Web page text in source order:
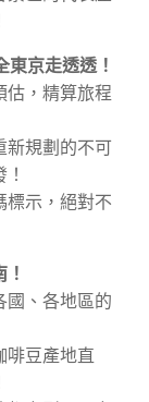
京走透透！
，精算旅程
新規劃的不可
示，絕對不
、各地區的
啡豆產地直